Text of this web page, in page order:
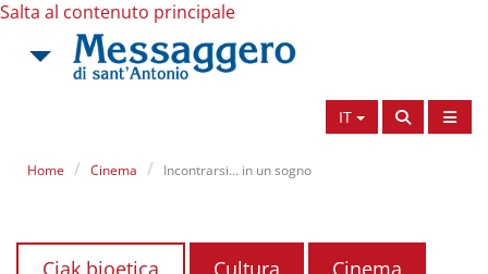
Salta al contenuto principale
IT
Home Cinema Incontrarsi… in un sogno
Ciak bioetica Cultura Cinema